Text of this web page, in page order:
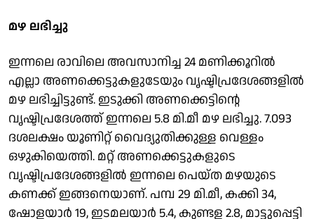
മഴ ലഭിച്ചു
ഇന്നലെ രാവിലെ അവസാനിച്ച 24 മണിക്കൂറില്‍
എല്ലാ അണക്കെട്ടുകളുടേയും വൃഷ്ടിപ്രദേശങ്ങളില്‍
മഴ ലഭിച്ചിട്ടുണ്ട്. ഇടുക്കി അണക്കെട്ടിന്റെ
വൃഷ്ടിപ്രദേശത്ത് ഇന്നലെ 5.8 മി.മീ മഴ ലഭിച്ചു. 7.093
ദശലക്ഷം യൂണിറ്റ് വൈദ്യുതിക്കുള്ള വെള്ളം
ഒഴുകിയെത്തി. മറ്റ് അണക്കെട്ടുകളുടെ
വൃഷ്ടിപ്രദേശങ്ങളില്‍ ഇന്നലെ പെയ്ത മഴയുടെ
കണക്ക് ഇങ്ങനെയാണ്. പമ്പ 29 മി.മീ, കക്കി 34,
ഷോളയാര്‍ 19, ഇടമലയാര്‍ 5.4, കുണ്ടള 2.8, മാട്ടുപ്പെട്ടി